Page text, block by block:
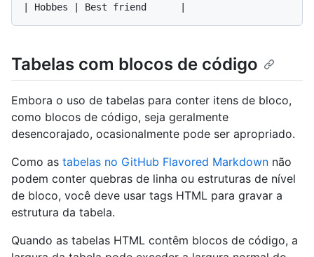
Tabelas com blocos de código
Embora o uso de tabelas para conter itens de bloco,
como blocos de código, seja geralmente
desencorajado, ocasionalmente pode ser apropriado.
Como as tabelas no GitHub Flavored Markdown não
podem conter quebras de linha ou estruturas de nível
de bloco, você deve usar tags HTML para gravar a
estrutura da tabela.
Quando as tabelas HTML contêm blocos de código, a